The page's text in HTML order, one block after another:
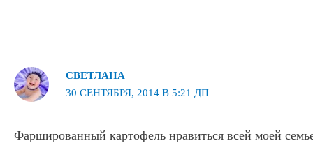
СВЕТЛАНА
30 СЕНТЯБРЯ, 2014 В 5:21 ДП
Фаршированный картофель нравиться всей моей